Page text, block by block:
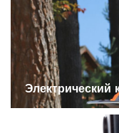
Электрический